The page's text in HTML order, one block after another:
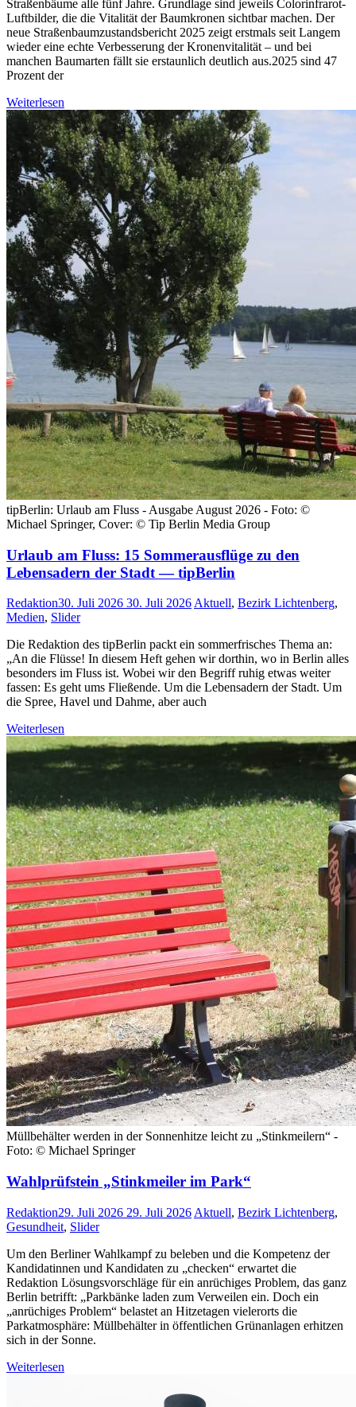
Straßenbäume alle fünf Jahre. Grundlage sind jeweils Colorinfrarot-
Luftbilder, die die Vitalität der Baumkronen sichtbar machen. Der
neue Straßenbaumzustandsbericht 2025 zeigt erstmals seit Langem
wieder eine echte Verbesserung der Kronenvitalität – und bei
manchen Baumarten fällt sie erstaunlich deutlich aus.2025 sind 47
Prozent der
Weiterlesen
tipBerlin: Urlaub am Fluss - Ausgabe August 2026 - Foto: ©
Michael Springer, Cover: © Tip Berlin Media Group
Urlaub am Fluss: 15 Sommerausflüge zu den
Lebensadern der Stadt — tipBerlin
Redaktion30. Juli 2026 30. Juli 2026 Aktuell, Bezirk Lichtenberg,
Medien, Slider
Die Redaktion des tipBerlin packt ein sommerfrisches Thema an:
„An die Flüsse! In diesem Heft gehen wir dorthin, wo in Berlin alles
besonders im Fluss ist. Wobei wir den Begriff ruhig etwas weiter
fassen: Es geht ums Fließende. Um die Lebensadern der Stadt. Um
die Spree, Havel und Dahme, aber auch
Weiterlesen
Müllbehälter werden in der Sonnenhitze leicht zu „Stinkmeilern“ -
Foto: © Michael Springer
Wahlprüfstein „Stinkmeiler im Park“
Redaktion29. Juli 2026 29. Juli 2026 Aktuell, Bezirk Lichtenberg,
Gesundheit, Slider
Um den Berliner Wahlkampf zu beleben und die Kompetenz der
Kandidatinnen und Kandidaten zu „checken“ erwartet die
Redaktion Lösungsvorschläge für ein anrüchiges Problem, das ganz
Berlin betrifft: „Parkbänke laden zum Verweilen ein. Doch ein
„anrüchiges Problem“ belastet an Hitzetagen vielerorts die
Parkatmosphäre: Müllbehälter in öffentlichen Grünanlagen erhitzen
sich in der Sonne.
Weiterlesen